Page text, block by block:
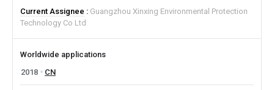
Current Assignee
Guangzhou Xinxing Environmental Protection
Technology Co Ltd
Worldwide applications
2018
CN